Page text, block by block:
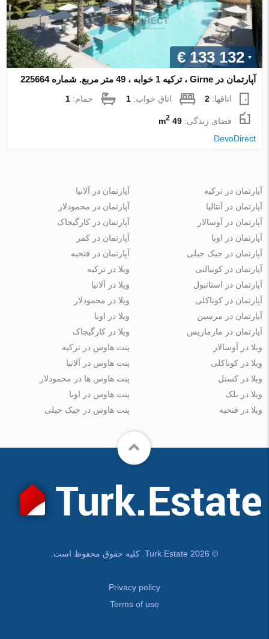
€ 133 132
آپارتمان در Girne ، ترکیه 1 خوابه ، 49 متر مربع. شماره 225664
اتاقها:2 اتاق خواب:1 حمام:1
فضای زندگی:49 m
2
DevoDirect
آپارتمان در ترکیه
آپارتمان در آنتالیا
آپارتمان در آوسالار
آپارتمان در اوبا
آپارتمان در جیک جیلی
آپارتمان در آلانیا
آپارتمان در محمودلار
آپارتمان در کارگیجاک
آپارتمان در کمر
آپارتمان در فتحیه
آپارتمان در کونیالتی
آپارتمان در استانبول
آپارتمان در کوناکلی
آپارتمان در مرسین
آپارتمان در مارماریس
ویلا در ترکیه
ویلا در آلانیا
ویلا در محمودلار
ویلا در اوبا
ویلا در کارگیجاک
ویلا در آوسالار
ویلا در کوناکلی
ویلا در کستل
ویلا در بلک
ویلا در فتحیه
پنت هاوس در ترکیه
پنت هاوس در آلانیا
پنت هاوس ها در محمودلار
پنت هاوس در اوبا
پنت هاوس در جیک جیلی
© Turk.Estate 2026. کلیه حقوق محفوظ است.
Privacy policy
Terms of use